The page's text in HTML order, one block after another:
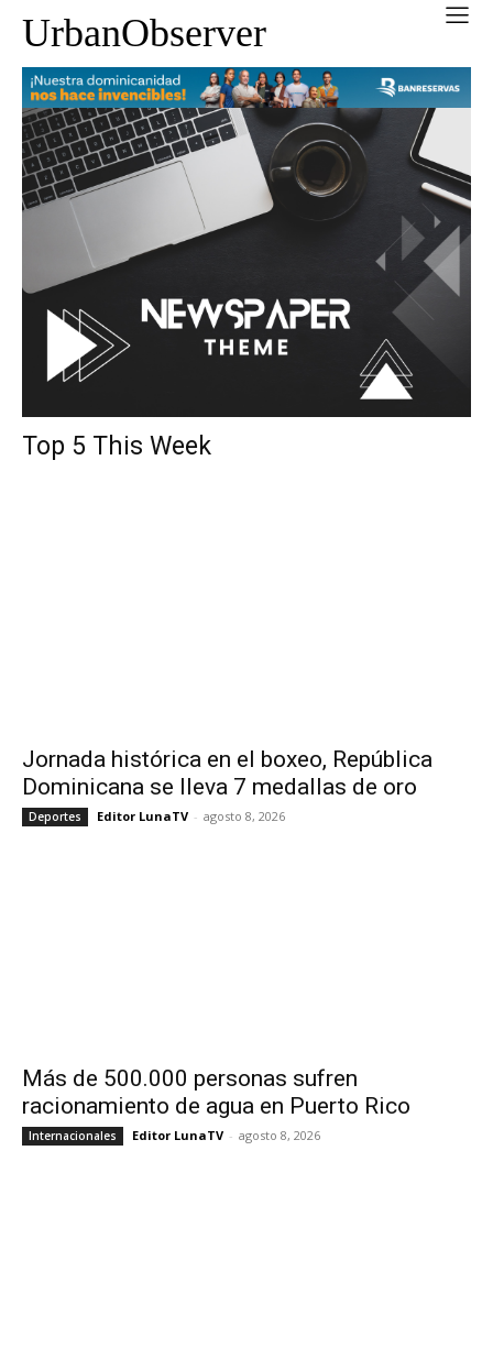
UrbanObserver
Top 5 This Week
Jornada histórica en el boxeo, República
Dominicana se lleva 7 medallas de oro
Deportes Editor LunaTV - agosto 8, 2026
Más de 500.000 personas sufren
racionamiento de agua en Puerto Rico
Internacionales Editor LunaTV - agosto 8, 2026